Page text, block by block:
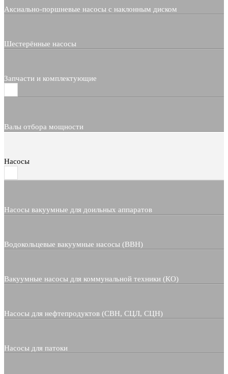
Аксиально-поршневые насосы с наклонным диском
Шестерённые насосы
Запчасти и комплектующие
Валы отбора мощности
Насосы
Насосы вакуумные для доильных аппаратов
Водокольцевые вакуумные насосы (ВВН)
Вакуумные насосы для коммунальной техники (КО)
Насосы для нефтепродуктов (СВН, СЦЛ, СЦН)
Насосы для патоки